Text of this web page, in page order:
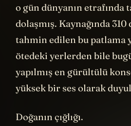
o gün dünyanın etrafında
dolaşmış. Kaynağında 310
tahmin edilen bu patlama
ötedeki yerlerden bile
yapılmış en gürültülü
yüksek bir ses olarak
Doğanın çığlığı.